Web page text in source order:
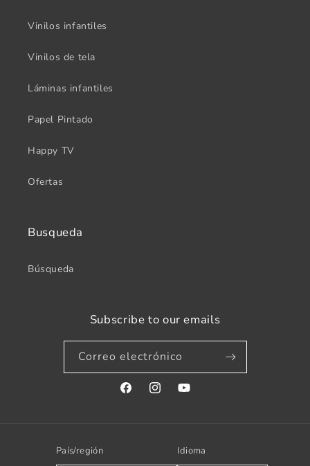
Vinilos infantiles
Vinilos de tela
Láminas infantiles
Papel Pintado
Happy TV
Ofertas
Busqueda
Búsqueda
Subscribe to our emails
Correo electrónico
FacebookInstagramYouTube
País/región Idioma